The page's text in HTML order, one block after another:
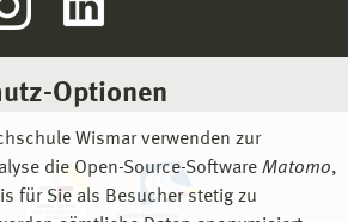
Optionen
Wismar verwenden zur
die Open-Source-Software Matomo,
für Sie als Besucher stetig zu